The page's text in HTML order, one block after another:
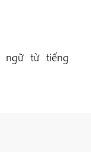
ngữ từ tiếng